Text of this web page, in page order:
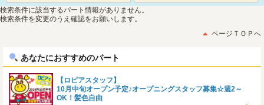
検索条件に該当するパート情報がありません。
検索条件を変更のうえ確認をお願いします。
ページＴＯＰへ
あなたにおすすめのパート
【ロピアスタッフ】
10月中旬オープン予定♪オープニングスタッフ募集☆週2～
OK！髪色自由